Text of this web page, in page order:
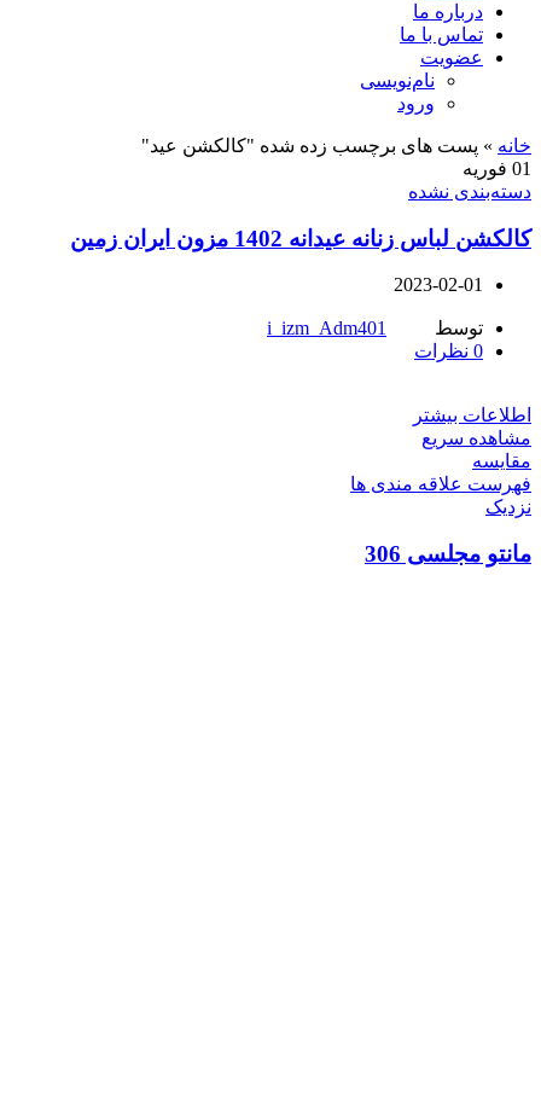
درباره ما
تماس با ما
عضویت
نام‌نویسی
ورود
خانه » پست های برچسب زده شده "کالکشن عید"
01 فوریه
دسته‌بندی نشده
کالکشن لباس زنانه عیدانه 1402 مزون ایران زمین
2023-02-01
توسط
i_izm_Adm401
0 نظرات
اطلاعات بیشتر
مشاهده سریع
مقایسه
فهرست علاقه مندی ها
نزدیک
مانتو مجلسی 306